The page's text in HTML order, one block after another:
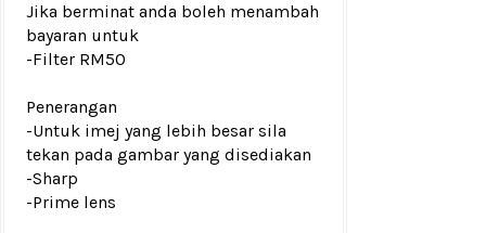
Jika berminat anda boleh menambah
bayaran untuk
-Filter RM50
Penerangan
-Untuk imej yang lebih besar sila
tekan pada gambar yang disediakan
-Sharp
-Prime lens